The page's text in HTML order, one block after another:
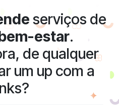
serviços de
estar.
de qualquer
um up com a